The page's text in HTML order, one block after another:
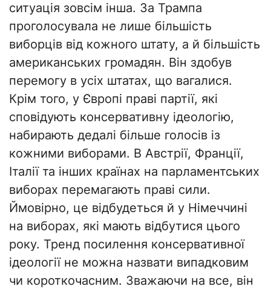
ситуація зовсім інша. За Трампа
проголосувала не лише більшість
виборців від кожного штату, а й більшість
американських громадян. Він здобув
перемогу в усіх штатах, що вагалися.
Крім того, у Європі праві партії, які
сповідують консервативну ідеологію,
набирають дедалі більше голосів із
кожними виборами. В Австрії, Франції,
Італії та інших країнах на парламентських
виборах перемагають праві сили.
Ймовірно, це відбудеться й у Німеччині
на виборах, які мають відбутися цього
року. Тренд посилення консервативної
ідеології не можна назвати випадковим
чи короткочасним. Зважаючи на все, він